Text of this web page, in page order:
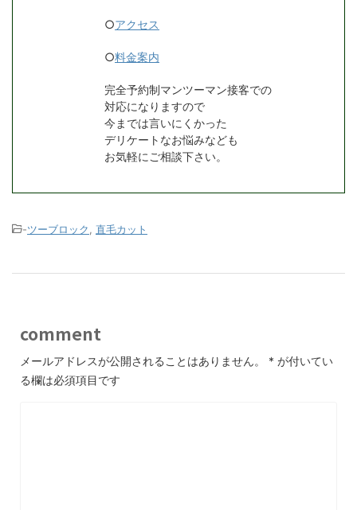
○アクセス
○料金案内
完全予約制マンツーマン接客での
対応になりますので
今までは言いにくかった
デリケートなお悩みなども
お気軽にご相談下さい。
-ツーブロック, 直毛カット
comment
メールアドレスが公開されることはありません。 * が付いてい
る欄は必須項目です